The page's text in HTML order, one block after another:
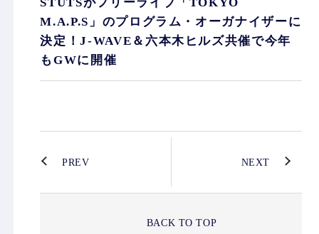
M.A.P.S」のプログラム・オーガナイザーに
決定！J-WAVE＆六本木ヒルズ共催で今年
もGWに開催
PREV NEXT
BACK TO TOP